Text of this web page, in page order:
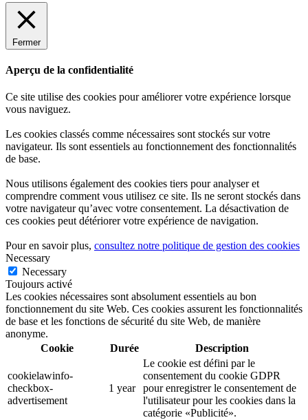
Fermer
Aperçu de la confidentialité
Ce site utilise des cookies pour améliorer votre expérience lorsque
vous naviguez.
Les cookies classés comme nécessaires sont stockés sur votre
navigateur. Ils sont essentiels au fonctionnement des fonctionnalités
de base.
Nous utilisons également des cookies tiers pour analyser et
comprendre comment vous utilisez ce site. Ils ne seront stockés dans
votre navigateur qu’avec votre consentement. La désactivation de
ces cookies peut détériorer votre expérience de navigation.
Pour en savoir plus, consultez notre politique de gestion des cookies
Necessary
Necessary
Toujours activé
Les cookies nécessaires sont absolument essentiels au bon
fonctionnement du site Web. Ces cookies assurent les fonctionnalités
de base et les fonctions de sécurité du site Web, de manière
anonyme.
Cookie
Durée Description
cookielawinfo-
checkbox-
advertisement
1 year
Le cookie est défini par le
consentement du cookie GDPR
pour enregistrer le consentement de
l'utilisateur pour les cookies dans la
catégorie «Publicité».